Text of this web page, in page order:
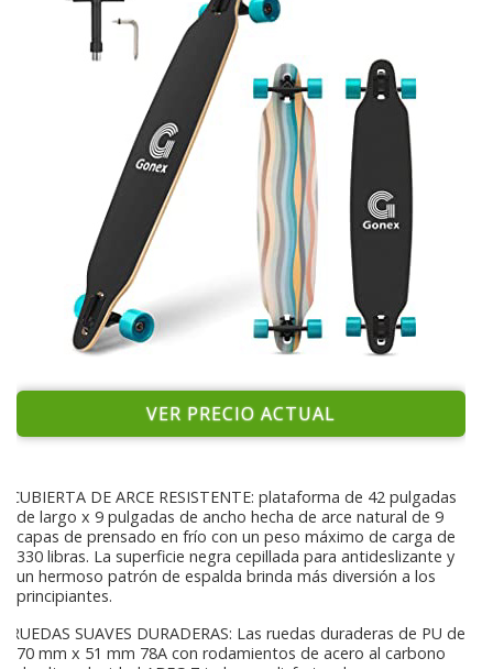
VER PRECIO ACTUAL
CUBIERTA DE ARCE RESISTENTE: plataforma de 42 pulgadas
de largo x 9 pulgadas de ancho hecha de arce natural de 9
capas de prensado en frío con un peso máximo de carga de
330 libras. La superficie negra cepillada para antideslizante y
un hermoso patrón de espalda brinda más diversión a los
principiantes.
RUEDAS SUAVES DURADERAS: Las ruedas duraderas de PU de
70 mm x 51 mm 78A con rodamientos de acero al carbono